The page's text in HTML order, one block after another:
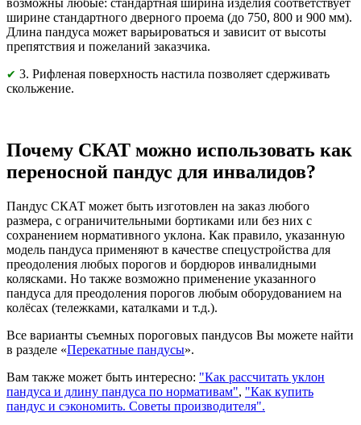
возможны любые: стандартная ширина изделия соответствует
ширине стандартного дверного проема (до 750, 800 и 900 мм).
Длина пандуса может варьироваться и зависит от высоты
препятствия и пожеланий заказчика.
✔ 3. Рифленая поверхность настила позволяет сдерживать
скольжение.
Почему СКАТ можно использовать как
переносной пандус для инвалидов?
Пандус СКАТ может быть изготовлен на заказ любого
размера, с ограничительными бортиками или без них с
сохранением нормативного уклона. Как правило, указанную
модель пандуса применяют в качестве спецустройства для
преодоления любых порогов и бордюров инвалидными
колясками. Но также возможно применение указанного
пандуса для преодоления порогов любым оборудованием на
колёсах (тележками, каталками и т.д.).
Все варианты съемных пороговых пандусов Вы можете найти
в разделе «Перекатные пандусы».
Вам также может быть интересно: "Как рассчитать уклон
пандуса и длину пандуса по нормативам", "Как купить
пандус и сэкономить. Советы производителя".